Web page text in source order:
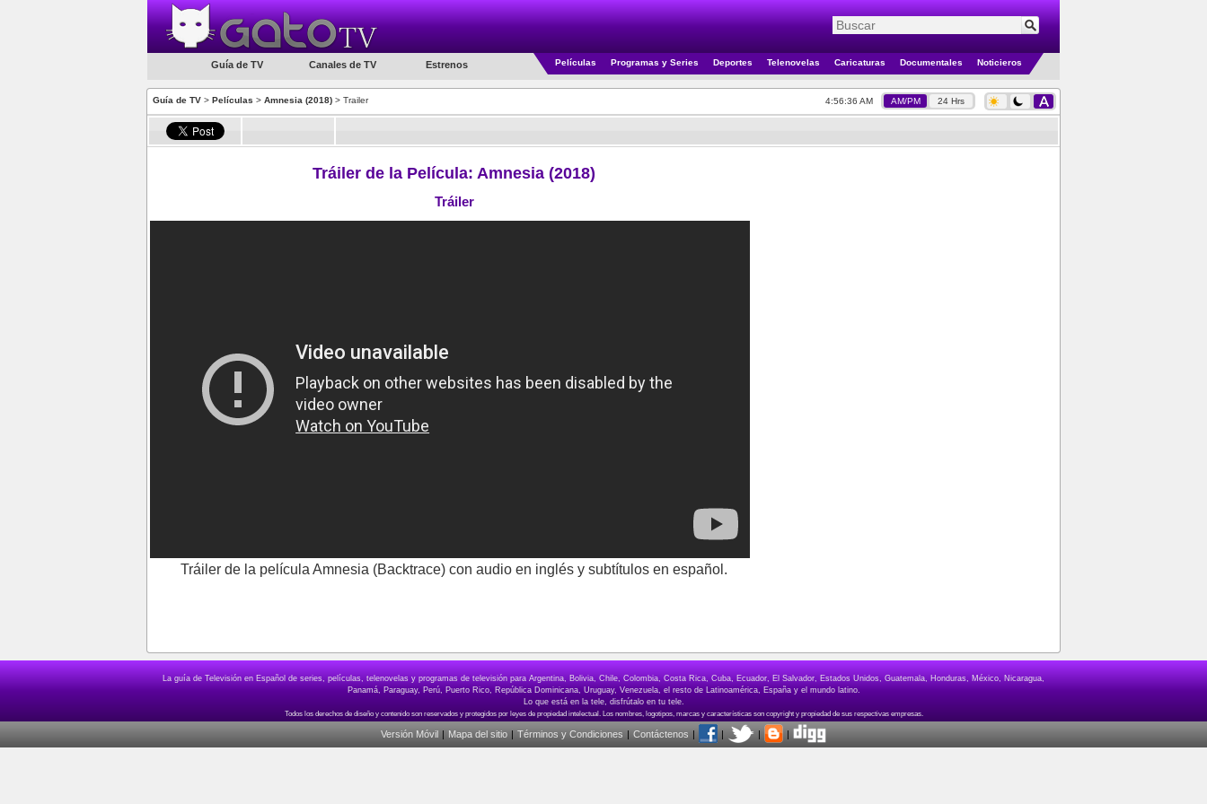
Guía de TV Canales de TV Estrenos Películas Programas y Series Deportes Telenovelas Caricaturas Documentales Noticieros
Guía de TV > Películas > Amnesia (2018) > Trailer 4:56:36 AM AM/PM 24 Hrs
Tráiler de la Película: Amnesia (2018)
Tráiler
Tráiler de la película Amnesia (Backtrace) con audio en inglés y subtítulos en español.
La guía de Televisión en Español de series, películas, telenovelas y programas de televisión para Argentina, Bolivia, Chile, Colombia, Costa Rica, Cuba, Ecuador, El Salvador, Estados Unidos, Guatemala, Honduras, México, Nicaragua,
Panamá, Paraguay, Perú, Puerto Rico, República Dominicana, Uruguay, Venezuela, el resto de Latinoamérica, España y el mundo latino.
Lo que está en la tele, disfrútalo en tu tele.
Versión Móvil | Mapa del sitio | Términos y Condiciones | Contáctenos | | | |